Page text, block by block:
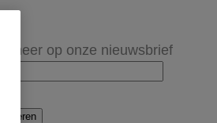
op onze nieuwsbrief